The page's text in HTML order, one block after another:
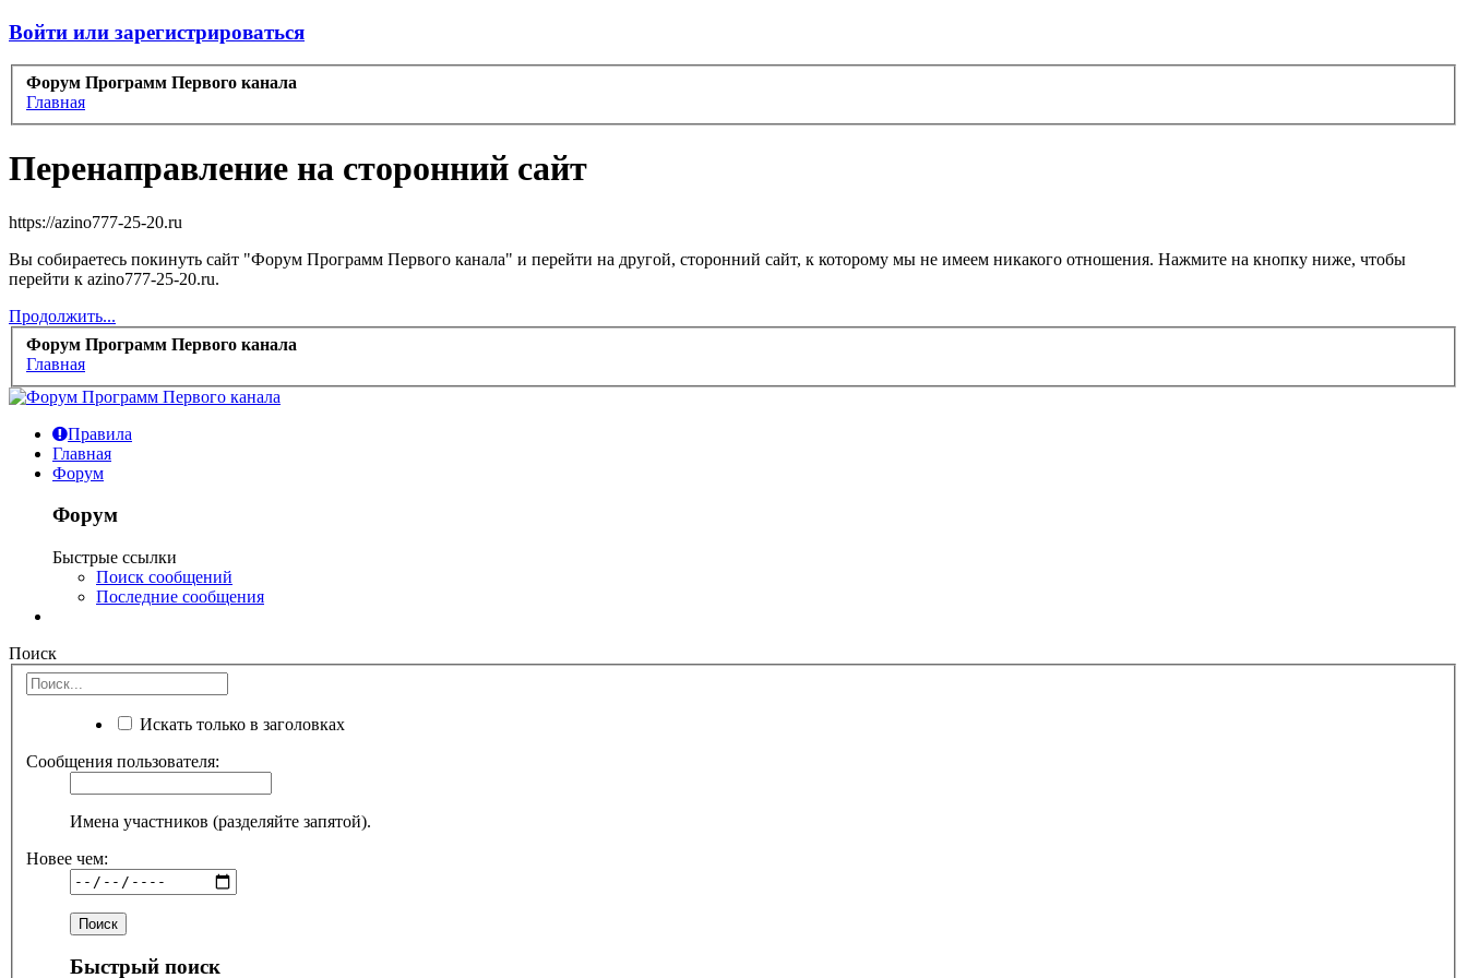
Войти или зарегистрироваться
Форум Программ Первого канала
Главная
Перенаправление на сторонний сайт
https://azino777-25-20.ru
Вы собираетесь покинуть сайт "Форум Программ Первого канала" и перейти на другой, сторонний сайт, к которому мы не имеем никакого отношения. Нажмите на кнопку ниже, чтобы
перейти к azino777-25-20.ru.
Продолжить...
Форум Программ Первого канала
Главная
Правила
Главная
Форум
Форум
Быстрые ссылки
Поиск сообщений
Последние сообщения
Поиск
Искать только в заголовках
Сообщения пользователя:
Имена участников (разделяйте запятой).
Новее чем:
Быстрый поиск